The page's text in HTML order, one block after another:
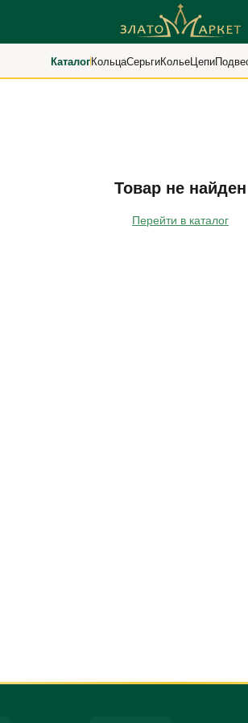
КаталогКольцаСерьгиКольеЦепи
Товар не найден
Перейти в каталог